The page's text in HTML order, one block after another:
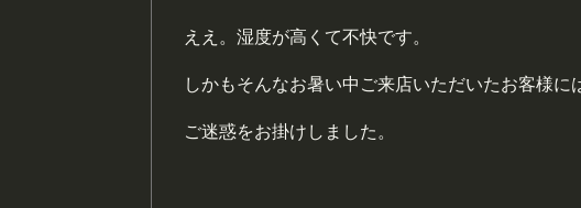
ええ。湿度が高くて不快です。
しかもそんなお暑い中ご来店いただいたお客様に
ご迷惑をお掛けしました。